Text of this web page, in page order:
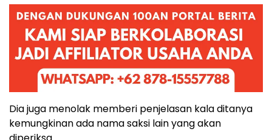
Dia juga menolak memberi penjelasan kala ditanya
kemungkinan ada nama saksi lain yang akan